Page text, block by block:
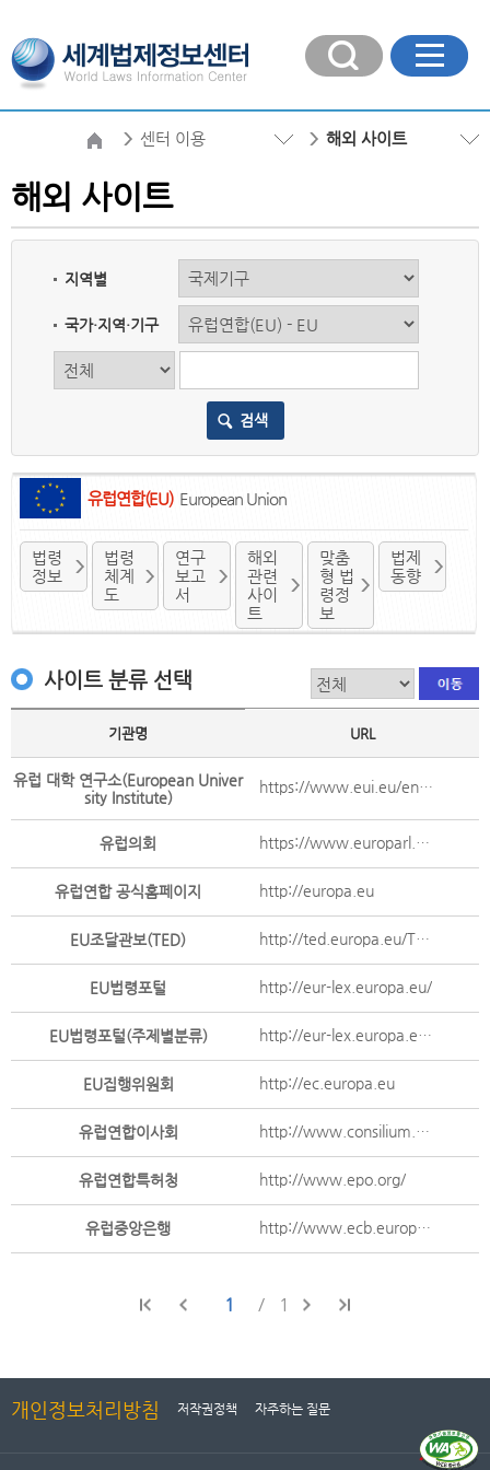
센터 이용 해외 사이트
해외 사이트
지역별
국가·지역·기구
검색
유럽연합(EU)European Union
법령
정보
법령
체계
도
연구
보고
서
해외
관련
사이
트
맞춤
형 법
령정
보
법제
동향
사이트 분류 선택
기관명 URL
유럽 대학 연구소(European Univer
sity Institute)
https://www.eui.eu/en/home
유럽의회 https://www.europarl.europa.eu/portal/en
유럽연합 공식홈페이지 http://europa.eu
EU조달관보(TED) http://ted.europa.eu/TED/main/HomePage.do
EU법령포털 http://eur-lex.europa.eu/
EU법령포털(주제별분류) http://eur-lex.europa.eu/browse/summaries.html
EU집행위원회 http://ec.europa.eu
유럽연합이사회 http://www.consilium.europa.eu/en/home/
유럽연합특허청 http://www.epo.org/
유럽중앙은행 http://www.ecb.europa.eu/home/html/index.en.html
1 1
개인정보처리방침 저작권정책 자주하는 질문